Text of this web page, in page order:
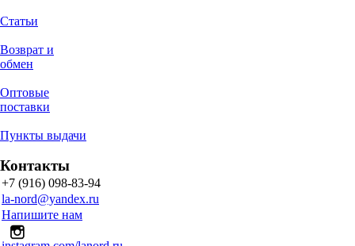
Статьи
Возврат и
обмен
Оптовые
поставки
Пункты выдачи
Контакты
+7 (916) 098-83-94
la-nord@yandex.ru
Напишите нам